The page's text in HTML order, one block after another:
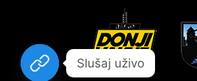
Slušaj uživo